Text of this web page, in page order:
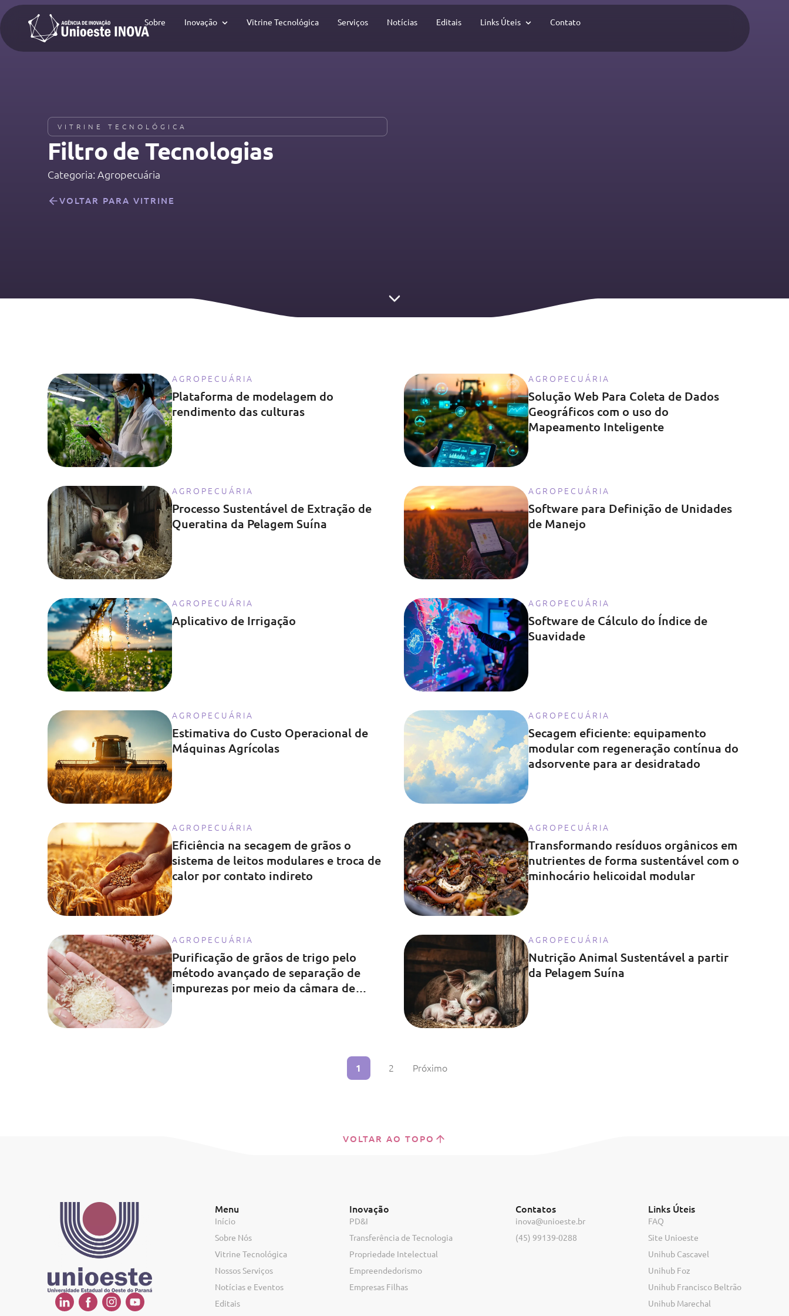
Sobre Inovação Vitrine Tecnológica Serviços Notícias Editais Links Úteis Contato
VITRINE TECNOLÓGICA
Filtro de Tecnologias​
Categoria: Agropecuária
VOLTAR PARA VITRINE
Plataforma de modelagem do
rendimento das culturas
AGROPECUÁRIA
Solução Web Para Coleta de Dados
Geográficos com o uso do
Mapeamento Inteligente
AGROPECUÁRIA
Processo Sustentável de Extração de
Queratina da Pelagem Suína
AGROPECUÁRIA
Software para Definição de Unidades
de Manejo
AGROPECUÁRIA
Aplicativo de Irrigação
AGROPECUÁRIA
Software de Cálculo do Índice de
Suavidade
AGROPECUÁRIA
Estimativa do Custo Operacional de
Máquinas Agrícolas
AGROPECUÁRIA
Secagem eficiente: equipamento
modular com regeneração contínua do
adsorvente para ar desidratado
AGROPECUÁRIA
Eficiência na secagem de grãos o
sistema de leitos modulares e troca de
calor por contato indireto
AGROPECUÁRIA
Transformando resíduos orgânicos em
nutrientes de forma sustentável com o
minhocário helicoidal modular
AGROPECUÁRIA
Purificação de grãos de trigo pelo
método avançado de separação de
impurezas por meio da câmara de
poeira
AGROPECUÁRIA
Nutrição Animal Sustentável a partir
da Pelagem Suína
AGROPECUÁRIA
1 2 Próximo
VOLTAR AO TOPO
Menu
Início
Sobre Nós
Vitrine Tecnológica
Nossos Serviços
Notícias e Eventos
Editais
Inovação
PD&I
Transferência de Tecnologia
Propriedade Intelectual
Empreendedorismo
Empresas Filhas
Contatos
inova@unioeste.br
(45) 99139-0288
Links Úteis
FAQ
Site Unioeste
Unihub Cascavel
Unihub Foz
Unihub Francisco Beltrão
Unihub Marechal